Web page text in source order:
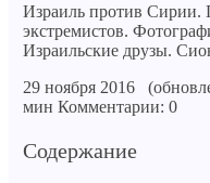
Израиль против Сирии.
экстремистов.
Израильские друзы.
29 ноября 2016
мин Комментарии: 0
Содержание